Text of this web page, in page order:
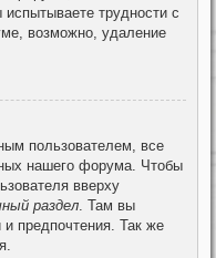
трудности с
возможно, удаление
пользователем, все
нашего форума. Чтобы
вверху
раздел . Там вы
и предпочтения. Так же